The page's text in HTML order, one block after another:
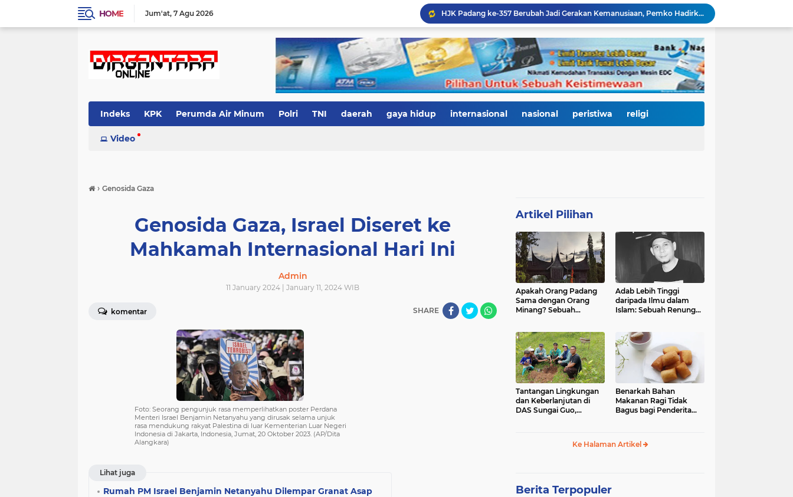
HOME Jum'at 7 Agu 2026
HJK Padang ke-357 Berubah Jadi Gerakan Kemanusiaan, Pemko Hadirkan "Road to Gastronomy Charity" untuk Bantu Korban Banjir
Dua Perwira Polresta Banda Aceh Dikabarkan Diamankan Mabes Polri, Dugaan Narkoba hingga Penyalahgunaan Wewenang Masih Menunggu Kepastian
Kurnia Nugraha Raih Indonesia Public Relations Top Leader 2026, Bukti Komitmen JNE Bangun Bisnis Berkelanjutan Lewat Komunikasi Berdampak
HJK Padang ke-357 Jadi Titik Balik Pendidikan, Pemko Padang Gandeng Universiti Kuala Lumpur Buka Jalan Beasiswa dan Kampus Internasional
KRI Teluk Kendari-518 Bersandar di Teluk Bayur, Hadiah Istimewa HJK Padang ke-357: Warga Diajak Naik Kapal Perang Gratis
International Symposium Kota Tua Padang Gaungkan Kolaborasi Dunia, Fadly Amran Ajak Selamatkan Batang Arau dan Wujudkan Pariwisata Berkelanjutan
Pascabanjir, PUPR Kota Padang Gerak Cepat Pulihkan Irigasi Pertanian di Kuranji dan Pauh, Pasokan Air Sawah Jadi Prioritas
Indeks KPK Perumda Air Minum Polri TNI daerah gaya hidup internasional nasional peristiwa religi
Video
› Genosida Gaza
Genosida Gaza, Israel Diseret ke
Mahkamah Internasional Hari Ini
Admin
11 January 2024 | January 11, 2024 WIB
komentar SHARE
Foto: Seorang pengunjuk rasa memperlihatkan poster Perdana
Menteri Israel Benjamin Netanyahu yang dirusak selama unjuk
rasa mendukung rakyat Palestina di luar Kementerian Luar Negeri
Indonesia di Jakarta, Indonesia, Jumat, 20 Oktober 2023. (AP/Dita
Alangkara)
Lihat juga
Rumah PM Israel Benjamin Netanyahu Dilempar Granat Asap
Artikel Pilihan
Apakah Orang Padang
Sama dengan Orang
Minang? Sebuah
Adab Lebih Tinggi
daripada Ilmu dalam
Islam: Sebuah Renungan
Tantangan Lingkungan
dan Keberlanjutan di
DAS Sungai Guo,
Benarkah Bahan
Makanan Ragi Tidak
Bagus bagi Penderita
Ke Halaman Artikel
Berita Terpopuler